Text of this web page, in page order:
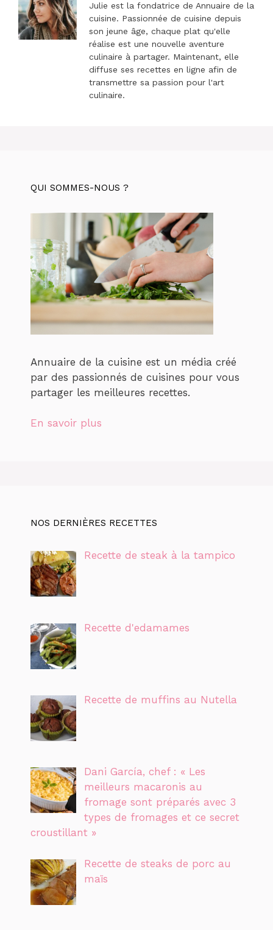
Julie est la fondatrice de Annuaire de la
cuisine. Passionnée de cuisine depuis
son jeune âge, chaque plat qu'elle
réalise est une nouvelle aventure
culinaire à partager. Maintenant, elle
diffuse ses recettes en ligne afin de
transmettre sa passion pour l'art
culinaire.
QUI SOMMES-NOUS ?
Annuaire de la cuisine est un média créé
par des passionnés de cuisines pour vous
partager les meilleures recettes.
En savoir plus
NOS DERNIÈRES RECETTES
Recette de steak à la tampico
Recette d'edamames
Recette de muffins au Nutella
Dani García, chef : « Les
meilleurs macaronis au
fromage sont préparés avec 3
types de fromages et ce secret
croustillant »
Recette de steaks de porc au
maïs